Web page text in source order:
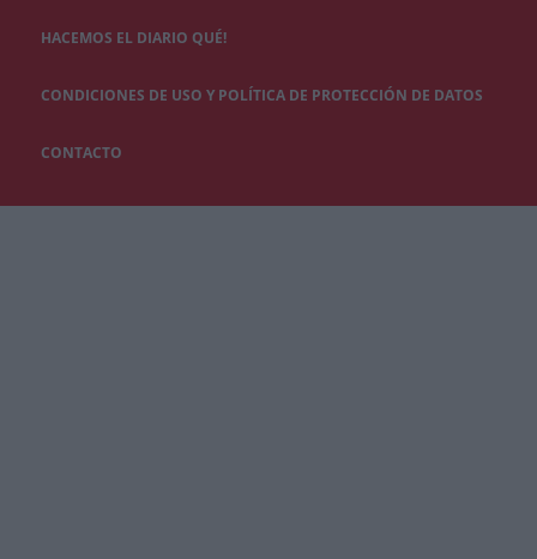
HACEMOS EL DIARIO QUÉ!
CONDICIONES DE USO Y POLÍTICA DE PROTECCIÓN DE DATOS
CONTACTO